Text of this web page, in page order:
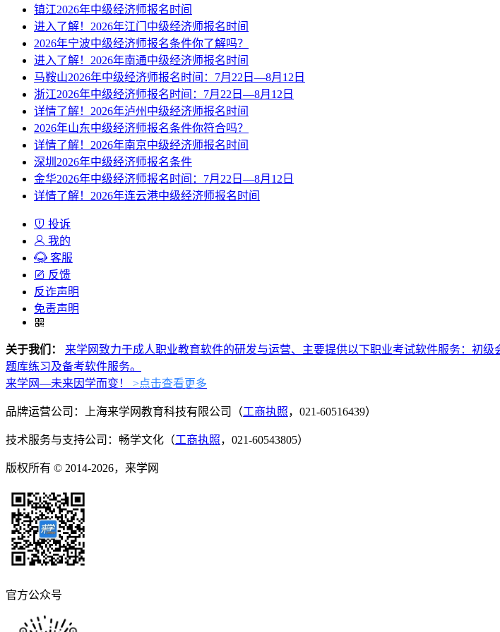
镇江2026年中级经济师报名时间
进入了解！2026年江门中级经济师报名时间
2026年宁波中级经济师报名条件你了解吗？
进入了解！2026年南通中级经济师报名时间
马鞍山2026年中级经济师报名时间：7月22日—8月12日
浙江2026年中级经济师报名时间：7月22日—8月12日
详情了解！2026年泸州中级经济师报名时间
2026年山东中级经济师报名条件你符合吗？
详情了解！2026年南京中级经济师报名时间
深圳2026年中级经济师报名条件
金华2026年中级经济师报名时间：7月22日—8月12日
详情了解！2026年连云港中级经济师报名时间
投诉
我的
客服
反馈
反诈声明
免责声明
关于我们：
来学网致力于成人职业教育软件的研发与运营、主要提供以下职业考试软件服务：初
题库练习及备考软件服务。
来学网—未来因学而变！
>点击查看更多
品牌运营公司：上海来学网教育科技有限公司（工商执照，021-60516439）
技术服务与支持公司：畅学文化（工商执照，021-60543805）
版权所有 © 2014-2026，来学网
官方公众号